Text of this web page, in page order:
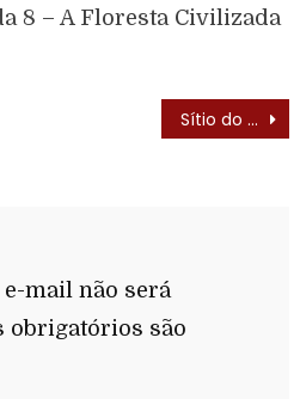
8 – A Floresta Civilizada
Sítio do Picapau Amarelo (1977) – Elenco
mail não será
obrigatórios são